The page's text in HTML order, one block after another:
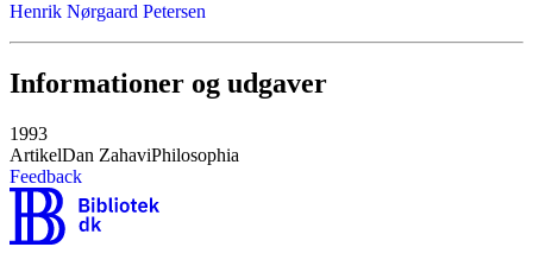
Henrik Nørgaard Petersen
Informationer og udgaver
1993
ArtikelDan ZahaviPhilosophia
Feedback